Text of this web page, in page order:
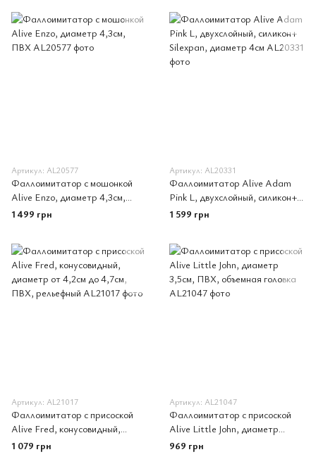
Артикул: AL20577
Фаллоимитатор с мошонкой
Alive Enzo, диаметр 4,3см,
ПВХ
1 499 грн
Артикул: AL20331
Фаллоимитатор Alive Adam
Pink L, двухслойный, силикон+
Silexpan, диаметр 4см
1 599 грн
Артикул: AL21017
Фаллоимитатор с присоской
Alive Fred, конусовидный,
диаметр от 4,2см до 4,7см,
ПВХ, рельефный
1 079 грн
Артикул: AL21047
Фаллоимитатор с присоской
Alive Little John, диаметр
3,5см, ПВХ, объемная головка
969 грн